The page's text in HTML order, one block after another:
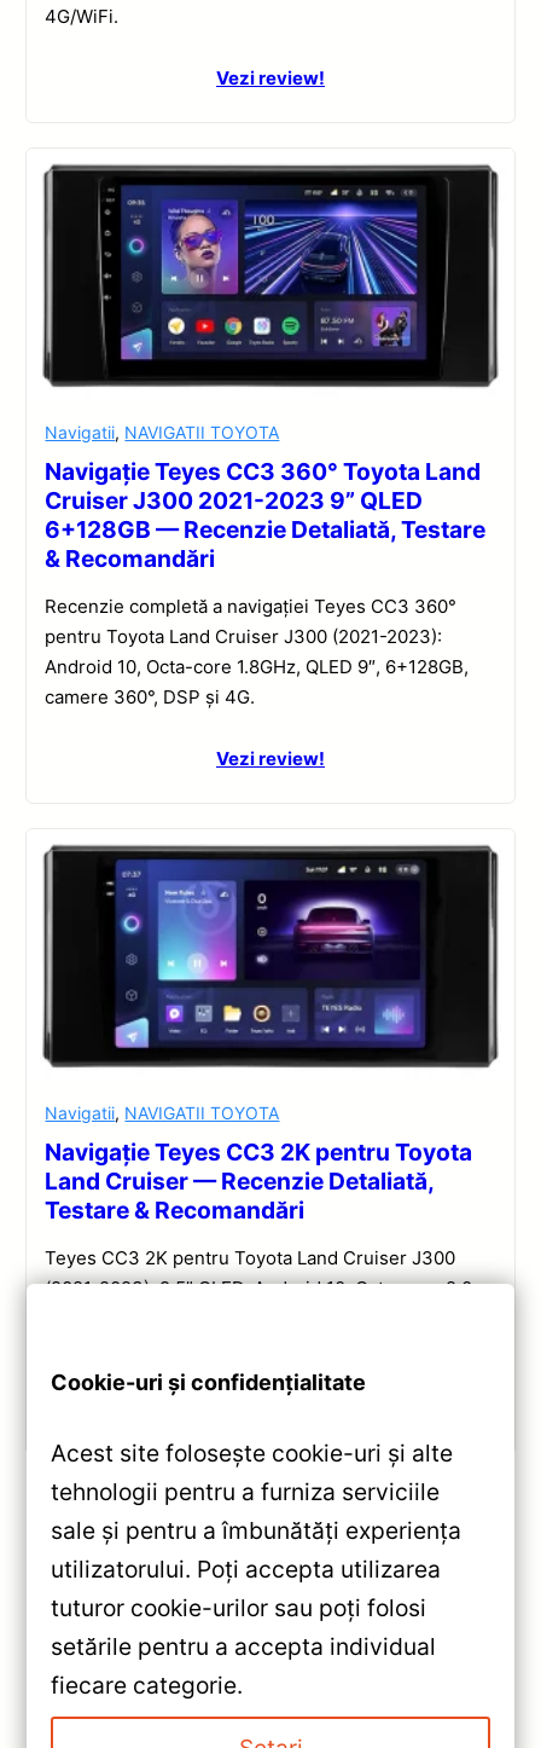
4G/WiFi.
Vezi review!
Navigatii, NAVIGATII TOYOTA
Navigație Teyes CC3 360° Toyota Land
Cruiser J300 2021-2023 9” QLED
6+128GB — Recenzie Detaliată, Testare
& Recomandări
Recenzie completă a navigației Teyes CC3 360°
pentru Toyota Land Cruiser J300 (2021-2023):
Android 10, Octa-core 1.8GHz, QLED 9″, 6+128GB,
camere 360°, DSP și 4G.
Vezi review!
Navigatii, NAVIGATII TOYOTA
Navigație Teyes CC3 2K pentru Toyota
Land Cruiser — Recenzie Detaliată,
Testare & Recomandări
Teyes CC3 2K pentru Toyota Land Cruiser J300
(2021-2023): 9.5” QLED, Android 10, Octa-core 2.0
«Navigație Teyes CC3 Jeep
Grand Cherokee (2013-2020)
— Recenzie Detaliată, Testare &
Recomandări
Navigație Teyes CC3 Kia
Cookie-uri și confidențialitate
Acest site folosește cookie-uri și alte
tehnologii pentru a furniza serviciile
sale și pentru a îmbunătăți experiența
utilizatorului. Poți accepta utilizarea
tuturor cookie-urilor sau poți folosi
setările pentru a accepta individual
fiecare categorie.